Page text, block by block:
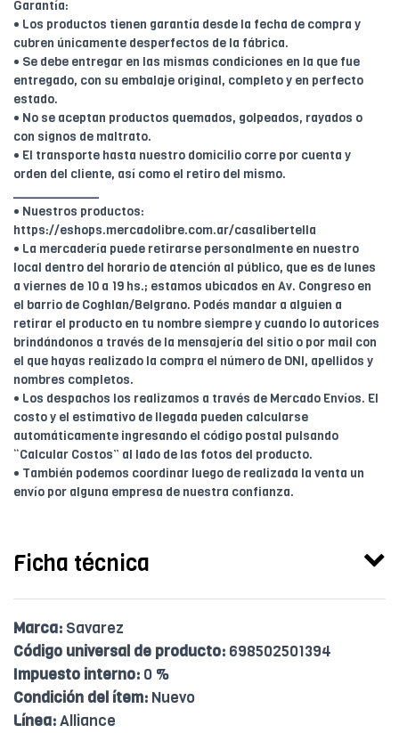
Garantía:
• Los productos tienen garantía desde la fecha de compra y
cubren únicamente desperfectos de la fábrica.
• Se debe entregar en las mismas condiciones en la que fue
entregado, con su embalaje original, completo y en perfecto
estado.
• No se aceptan productos quemados, golpeados, rayados o
con signos de maltrato.
• El transporte hasta nuestro domicilio corre por cuenta y
orden del cliente, así como el retiro del mismo.
____________
• Nuestros productos:
https://eshops.mercadolibre.com.ar/casalibertella
• La mercadería puede retirarse personalmente en nuestro
local dentro del horario de atención al público, que es de lunes
a viernes de 10 a 19 hs.; estamos ubicados en Av. Congreso en
el barrio de Coghlan/Belgrano. Podés mandar a alguien a
retirar el producto en tu nombre siempre y cuando lo autorices
brindándonos a través de la mensajería del sitio o por mail con
el que hayas realizado la compra el número de DNI, apellidos y
nombres completos.
• Los despachos los realizamos a través de Mercado Envíos. El
costo y el estimativo de llegada pueden calcularse
automáticamente ingresando el código postal pulsando
“Calcular Costos” al lado de las fotos del producto.
• También podemos coordinar luego de realizada la venta un
envío por alguna empresa de nuestra confianza.
Ficha técnica
Marca: Savarez
Código universal de producto: 698502501394
Impuesto interno: 0 %
Condición del ítem: Nuevo
Línea:Alliance